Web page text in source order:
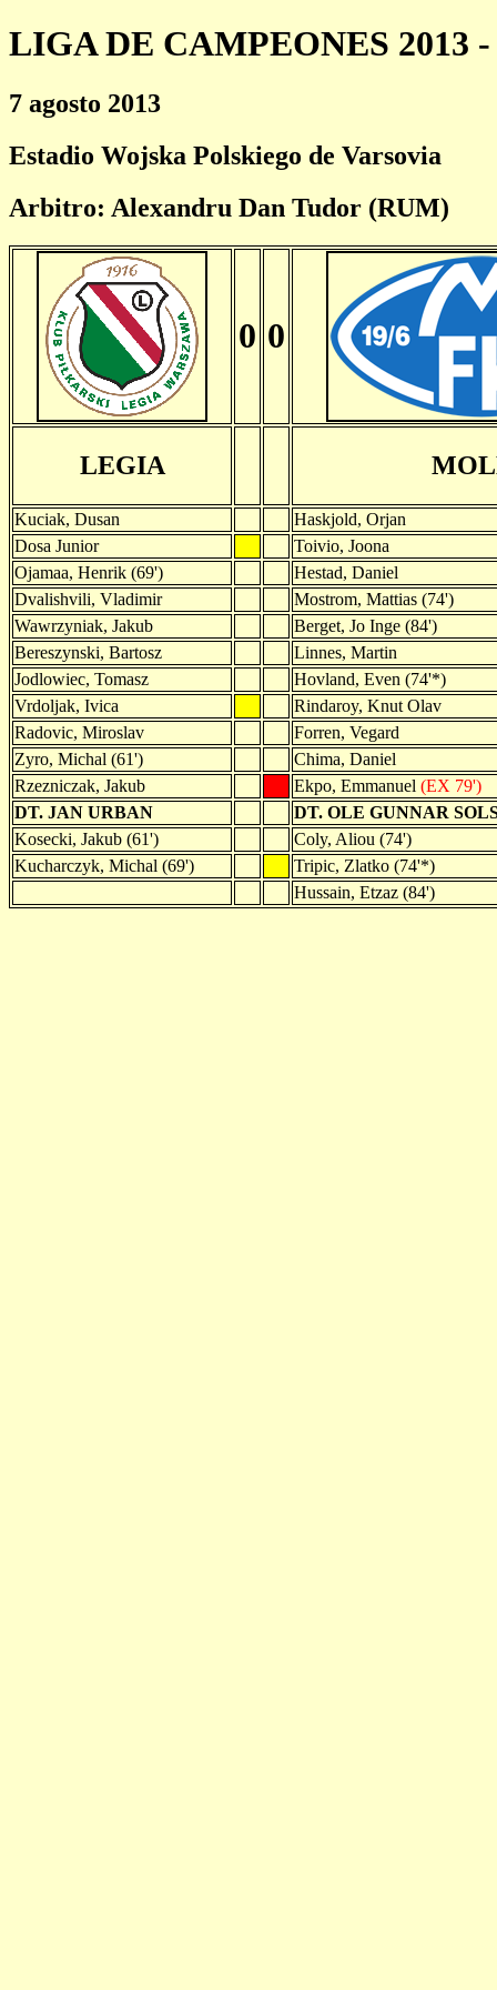
LIGA DE CAMPEONES 2013 -
7 agosto 2013
Estadio Wojska Polskiego de Varsovia
Arbitro: Alexandru Dan Tudor (RUM)
0 0
LEGIA
Kuciak, Dusan
Haskjold, Orjan
Dosa Junior
Toivio, Joona
Ojamaa, Henrik (69')
Hestad, Daniel
Dvalishvili, Vladimir
Mostrom, Mattias (74')
Wawrzyniak, Jakub
Berget, Jo Inge (84')
Bereszynski, Bartosz
Linnes, Martin
Jodlowiec, Tomasz
Hovland, Even (74'*)
Vrdoljak, Ivica
Rindaroy, Knut Olav
Radovic, Miroslav
Forren, Vegard
Zyro, Michal (61')
Chima, Daniel
Rzezniczak, Jakub
Ekpo, Emmanuel (EX 79')
DT. JAN URBAN
DT. OLE GUNNAR
Kosecki, Jakub (61')
Coly, Aliou (74')
Kucharczyk, Michal (69')
Tripic, Zlatko (74'*)
Hussain, Etzaz (84')